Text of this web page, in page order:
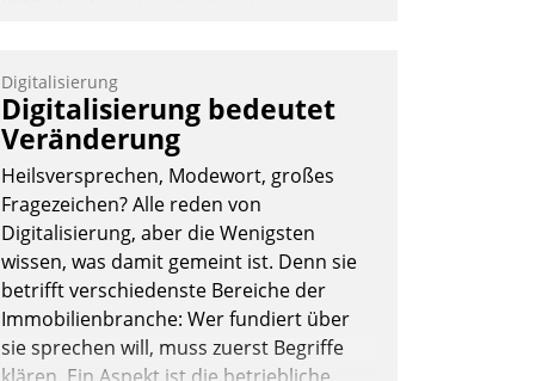
Softwareentwicklungshaus Datatrain.
Andreas Lerchner
Digitalisierung
Digitalisierung bedeutet
Veränderung
Heilsversprechen, Modewort, großes
Fragezeichen? Alle reden von
Digitalisierung, aber die Wenigsten
wissen, was damit gemeint ist. Denn sie
betrifft verschiedenste Bereiche der
Immobilienbranche: Wer fundiert über
sie sprechen will, muss zuerst Begriffe